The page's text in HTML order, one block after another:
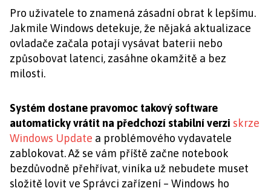
Pro uživatele to znamená zásadní obrat k lepšímu.
Jakmile Windows detekuje, že nějaká aktualizace
ovladače začala potají vysávat baterii nebo
způsobovat latenci, zasáhne okamžitě a bez
milosti.
Systém dostane pravomoc takový software
automaticky vrátit na předchozí stabilní verzi skrze
Windows Update a problémového vydavatele
zablokovat. Až se vám příště začne notebook
bezdůvodně přehřívat, viníka už nebudete muset
složitě lovit ve Správci zařízení – Windows ho